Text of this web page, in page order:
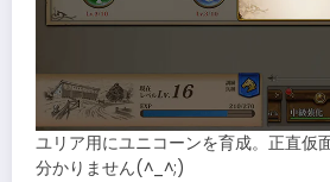
ユリア用にユニコーンを育成。正直仮
分かりません(^_^;)